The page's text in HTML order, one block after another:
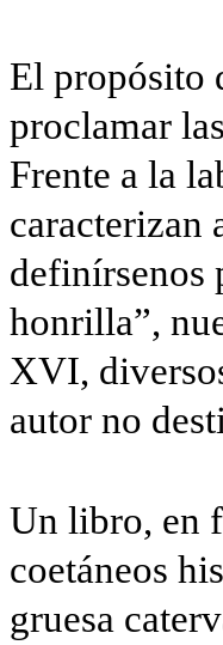
El propósito
proclamar
Frente a la
caracterizan
definírsenos
honrilla”,
XVI,
autor no
Un libro, en
coetáneos
gruesa